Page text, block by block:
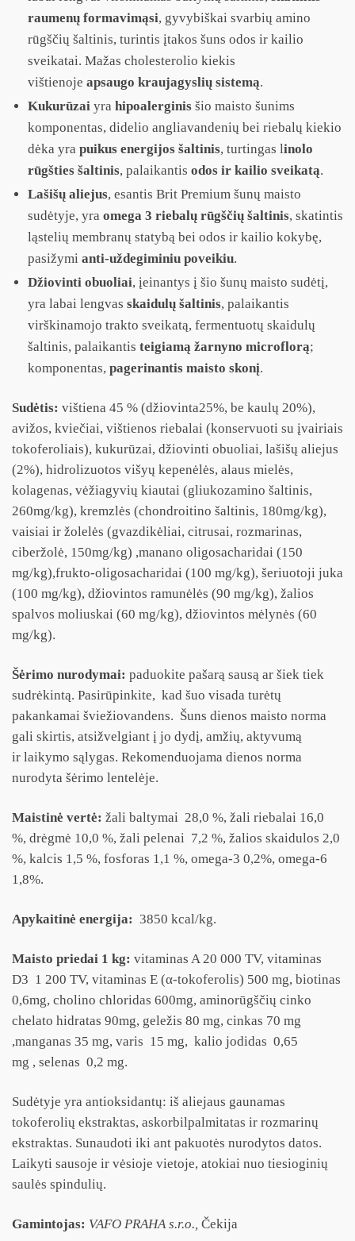
raumenų formavimąsi, gyvybiškai svarbių amino
rūgščių šaltinis, turintis įtakos šuns odos ir kailio
sveikatai. Mažas cholesterolio kiekis
vištienoje apsaugo kraujagyslių sistemą.
Kukurūzai yra hipoalerginis šio maisto šunims
komponentas, didelio angliavandenių bei riebalų kiekio
dėka yra puikus energijos šaltinis, turtingas linolo
rūgšties šaltinis, palaikantis odos ir kailio sveikatą.
Lašišų aliejus, esantis Brit Premium šunų maisto
sudėtyje, yra omega 3 riebalų rūgščių šaltinis, skatintis
ląstelių membranų statybą bei odos ir kailio kokybę,
pasižymi anti-uždegiminiu poveikiu.
Džiovinti obuoliai, įeinantys į šio šunų maisto sudėtį,
yra labai lengvas skaidulų šaltinis, palaikantis
virškinamojo trakto sveikatą, fermentuotų skaidulų
šaltinis, palaikantis teigiamą žarnyno microflorą;
komponentas, pagerinantis maisto skonį.
Sudėtis: vištiena 45 % (džiovinta25%, be kaulų 20%),
avižos, kviečiai, vištienos riebalai (konservuoti su įvairiais
tokoferoliais), kukurūzai, džiovinti obuoliai, lašišų aliejus
(2%), hidrolizuotos višyų kepenėlės, alaus mielės,
kolagenas, vėžiagyvių kiautai (gliukozamino šaltinis,
260mg/kg), kremzlės (chondroitino šaltinis, 180mg/kg),
vaisiai ir žolelės (gvazdikėliai, citrusai, rozmarinas,
ciberžolė, 150mg/kg) ,manano oligosacharidai (150
mg/kg),frukto-oligosacharidai (100 mg/kg), šeriuotoji juka
(100 mg/kg), džiovintos ramunėlės (90 mg/kg), žalios
spalvos moliuskai (60 mg/kg), džiovintos mėlynės (60
mg/kg).
Šėrimo nurodymai: paduokite pašarą sausą ar šiek tiek
sudrėkintą. Pasirūpinkite, kad šuo visada turėtų
pakankamai šviežiovandens. Šuns dienos maisto norma
gali skirtis, atsižvelgiant į jo dydį, amžių, aktyvumą
ir laikymo sąlygas. Rekomenduojama dienos norma
nurodyta šėrimo lentelėje.
Maistinė vertė: žali baltymai 28,0 %, žali riebalai 16,0
%, drėgmė 10,0 %, žali pelenai 7,2 %, žalios skaidulos 2,0
%, kalcis 1,5 %, fosforas 1,1 %, omega-3 0,2%, omega-6
1,8%.
Apykaitinė energija: 3850 kcal/kg.
Maisto priedai 1 kg: vitaminas A 20 000 TV, vitaminas
D3 1 200 TV, vitaminas E (α-tokoferolis) 500 mg, biotinas
0,6mg, cholino chloridas 600mg, aminorūgščių cinko
chelato hidratas 90mg, geležis 80 mg, cinkas 70 mg
,manganas 35 mg, varis 15 mg, kalio jodidas 0,65
mg , selenas 0,2 mg.
Sudėtyje yra antioksidantų: iš aliejaus gaunamas
tokoferolių ekstraktas, askorbilpalmitatas ir rozmarinų
ekstraktas. Sunaudoti iki ant pakuotės nurodytos datos.
Laikyti sausoje ir vėsioje vietoje, atokiai nuo tiesioginių
saulės spindulių.
Gamintojas: VAFO PRAHA s.r.o., Čekija